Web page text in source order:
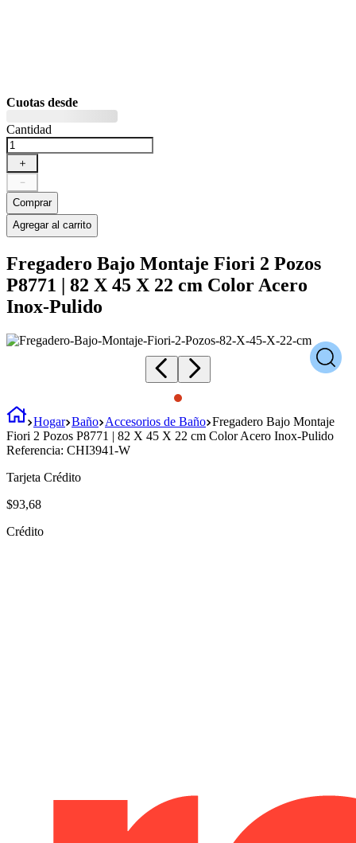
Cuotas desde
Cantidad
＋
－
Comprar
Agregar al carrito
Fregadero Bajo Montaje Fiori 2 Pozos
P8771 | 82 X 45 X 22 cm Color Acero
Inox-Pulido
Hogar Baño Accesorios de Baño Fregadero Bajo Montaje
Fiori 2 Pozos P8771 | 82 X 45 X 22 cm Color Acero Inox-Pulido
Referencia: CHI3941-W
Tarjeta Crédito
$93,68
Crédito